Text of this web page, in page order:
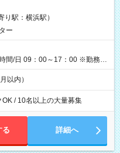
（休憩1時間） 時給1,300円
※当日の役割により時給＋100
13:30（休憩なし） 時給1,300
8,400円＋交通費 【試用期
駅：横浜駅）
ー
間/日 09：00～17：00 ※勤務時
以内）
/ 10名以上の大量募集
る 詳細へ